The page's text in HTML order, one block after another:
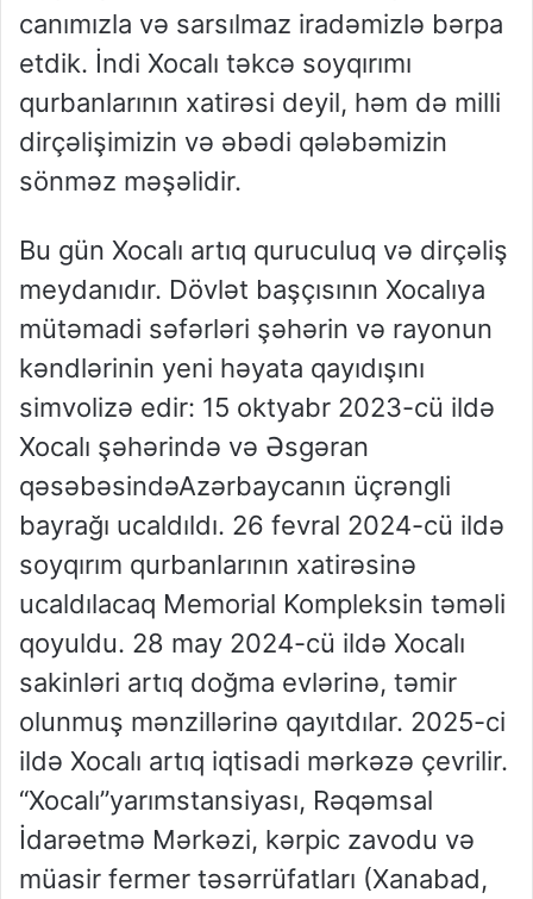
canımızla və sarsılmaz iradəmizlə bərpa
etdik. İndi Xocalı təkcə soyqırımı
qurbanlarının xatirəsi deyil, həm də milli
dirçəlişimizin və əbədi qələbəmizin
sönməz məşəlidir.
Bu gün Xocalı artıq quruculuq və dirçəliş
meydanıdır. Dövlət başçısının Xocalıya
mütəmadi səfərləri şəhərin və rayonun
kəndlərinin yeni həyata qayıdışını
simvolizə edir: 15 oktyabr 2023-cü ildə
Xocalı şəhərində və Əsgəran
qəsəbəsindəAzərbaycanın üçrəngli
bayrağı ucaldıldı. 26 fevral 2024-cü ildə
soyqırım qurbanlarının xatirəsinə
ucaldılacaq Memorial Kompleksin təməli
qoyuldu. 28 may 2024-cü ildə Xocalı
sakinləri artıq doğma evlərinə, təmir
olunmuş mənzillərinə qayıtdılar. 2025-ci
ildə Xocalı artıq iqtisadi mərkəzə çevrilir.
“Xocalı”yarımstansiyası, Rəqəmsal
İdarəetmə Mərkəzi, kərpic zavodu və
müasir fermer təsərrüfatları (Xanabad,